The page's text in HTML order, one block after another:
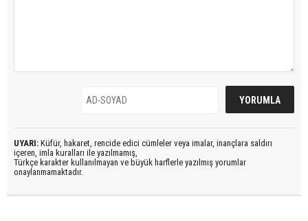
UYARI: Küfür, hakaret, rencide edici cümleler veya imalar, inançlara saldırı
içeren, imla kuralları ile yazılmamış,
Türkçe karakter kullanılmayan ve büyük harflerle yazılmış yorumlar
onaylanmamaktadır.